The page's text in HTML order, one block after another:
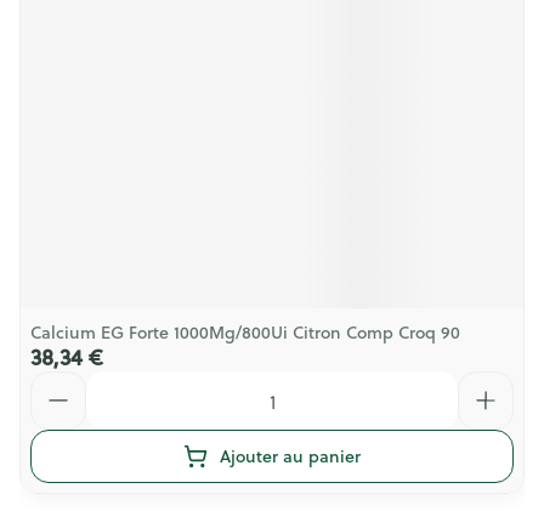
Calcium EG Forte 1000Mg/800Ui Citron Comp Croq 90
38,34 €
Ajouter au panier